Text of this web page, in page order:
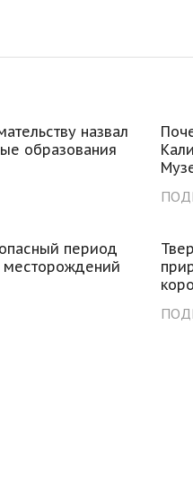
назвал
образования
период
месторождений